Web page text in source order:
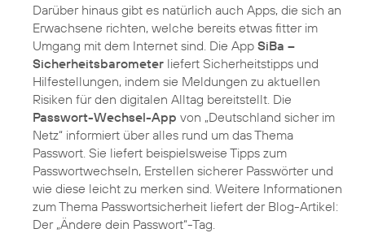
Darüber hinaus gibt es natürlich auch Apps, die sich an
Erwachsene richten, welche bereits etwas fitter im
Umgang mit dem Internet sind. Die App SiBa –
Sicherheitsbarometer liefert Sicherheitstipps und
Hilfestellungen, indem sie Meldungen zu aktuellen
Risiken für den digitalen Alltag bereitstellt. Die
Passwort-Wechsel-App von „Deutschland sicher im
Netz“ informiert über alles rund um das Thema
Passwort. Sie liefert beispielsweise Tipps zum
Passwortwechseln, Erstellen sicherer Passwörter und
wie diese leicht zu merken sind. Weitere Informationen
zum Thema Passwortsicherheit liefert der Blog-Artikel:
Der „Ändere dein Passwort“-Tag.